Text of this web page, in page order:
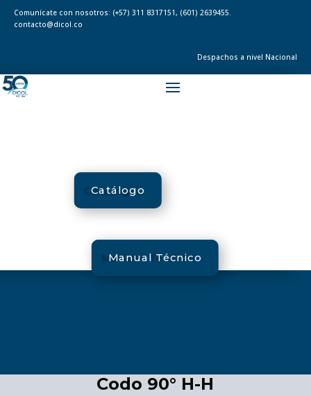
Comunícate con nosotros: (+57) 311 8317151, (601) 2639455.
contacto@dicol.co
Despachos a nivel Nacional
Catálogo
Manual Técnico
Codo 90° H-H